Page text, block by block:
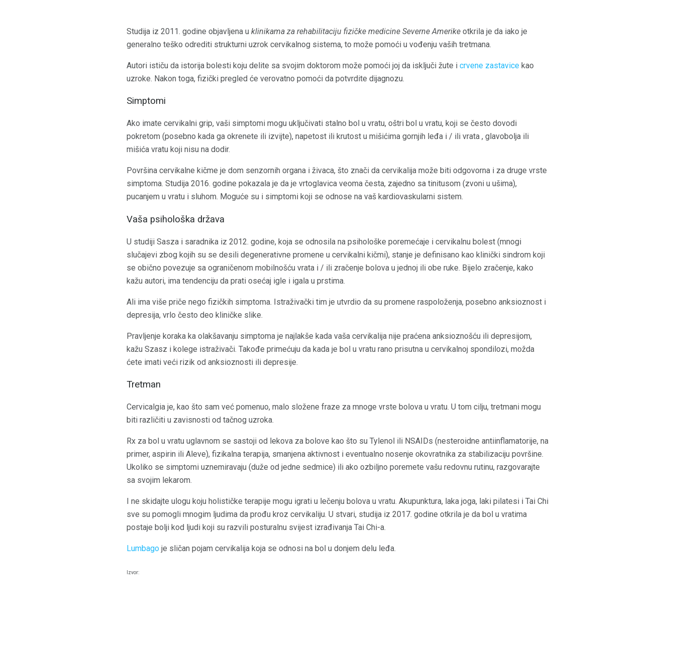
Studija iz 2011. godine objavljena u klinikama za rehabilitaciju fizičke medicine Severne Amerike otkrila je da iako je
generalno teško odrediti strukturni uzrok cervikalnog sistema, to može pomoći u vođenju vaših tretmana.
Autori ističu da istorija bolesti koju delite sa svojim doktorom može pomoći joj da isključi žute i crvene zastavice kao
uzroke. Nakon toga, fizički pregled će verovatno pomoći da potvrdite dijagnozu.
Simptomi
Ako imate cervikalni grip, vaši simptomi mogu uključivati ​​stalno bol u vratu, oštri bol u vratu, koji se često dovodi
pokretom (posebno kada ga okrenete ili izvijte), napetost ili krutost u mišićima gornjih leđa i / ili vrata , glavobolja ili
mišića vratu koji nisu na dodir.
Površina cervikalne kičme je dom senzornih organa i živaca, što znači da cervikalija može biti odgovorna i za druge vrste
simptoma. Studija 2016. godine pokazala je da je vrtoglavica veoma česta, zajedno sa tinitusom (zvoni u ušima),
pucanjem u vratu i sluhom. Moguće su i simptomi koji se odnose na vaš kardiovaskularni sistem.
Vaša psihološka država
U studiji Sasza i saradnika iz 2012. godine, koja se odnosila na psihološke poremećaje i cervikalnu bolest (mnogi
slučajevi zbog kojih su se desili degenerativne promene u cervikalni kičmi), stanje je definisano kao klinički sindrom koji
se obično povezuje sa ograničenom mobilnošću vrata i / ili zračenje bolova u jednoj ili obe ruke. Bijelo zračenje, kako
kažu autori, ima tendenciju da prati osećaj igle i igala u prstima.
Ali ima više priče nego fizičkih simptoma. Istraživački tim je utvrdio da su promene raspoloženja, posebno anksioznost i
depresija, vrlo često deo kliničke slike.
Pravljenje koraka ka olakšavanju simptoma je najlakše kada vaša cervikalija nije praćena anksioznošću ili depresijom,
kažu Szasz i kolege istraživači. Takođe primećuju da kada je bol u vratu rano prisutna u cervikalnoj spondilozi, možda
ćete imati veći rizik od anksioznosti ili depresije.
Tretman
Cervicalgia je, kao što sam već pomenuo, malo složene fraze za mnoge vrste bolova u vratu. U tom cilju, tretmani mogu
biti različiti u zavisnosti od tačnog uzroka.
Rx za bol u vratu uglavnom se sastoji od lekova za bolove kao što su Tylenol ili NSAIDs (nesteroidne antiinflamatorije, na
primer, aspirin ili Aleve), fizikalna terapija, smanjena aktivnost i eventualno nosenje okovratnika za stabilizaciju površine.
Ukoliko se simptomi uznemiravaju (duže od jedne sedmice) ili ako ozbiljno poremete vašu redovnu rutinu, razgovarajte
sa svojim lekarom.
I ne skidajte ulogu koju holističke terapije mogu igrati u lečenju bolova u vratu. Akupunktura, laka joga, laki pilatesi i Tai Chi
sve su pomogli mnogim ljudima da prođu kroz cervikaliju. U stvari, studija iz 2017. godine otkrila je da bol u vratima
postaje bolji kod ljudi koji su razvili posturalnu svijest izrađivanja Tai Chi-a.
Lumbago je sličan pojam cervikalija koja se odnosi na bol u donjem delu leđa.
Izvor: